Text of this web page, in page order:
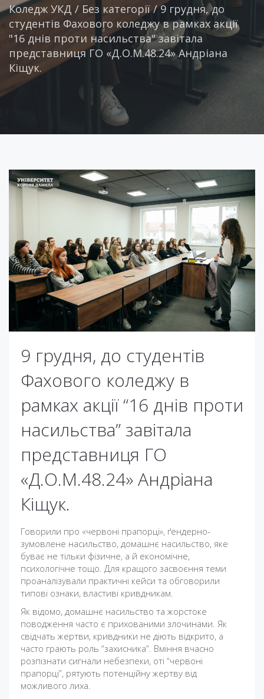
Коледж УКД / Без категорії/9 грудня, до
студентів Фахового коледжу в рамках акції
"16 днів проти насильства" завітала
представниця ГО «Д.О.М.48.24» Андріана
Кіщук.
9 грудня, до студентів
Фахового коледжу в
рамках акції “16 днів проти
насильства” завітала
представниця ГО
«Д.О.М.48.24» Андріана
Кіщук.
Говорили про «червоні прапорці», ґендерно-
зумовлене насильство, домашнє насильство, яке
буває не тільки фізичне, а й економічне,
психологічне тощо. Для кращого засвоєння теми
проаналізували практичні кейси та обговорили
типові ознаки, властиві кривдникам.
Як відомо, домашнє насильство та жорстоке
поводження часто є прихованими злочинами. Як
свідчать жертви, кривдники не діють відкрито, а
часто грають роль “захисника”. Вміння вчасно
розпізнати сигнали небезпеки, оті “червоні
прапорці”, рятують потенційну жертву від
можливого лиха.